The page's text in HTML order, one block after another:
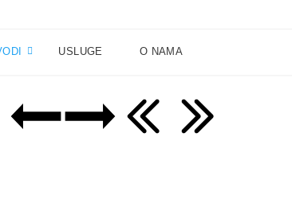
USLUGE O NAMA